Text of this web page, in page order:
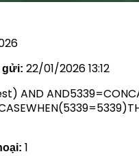
gửi: 22/01/2026 13:12
AND
1